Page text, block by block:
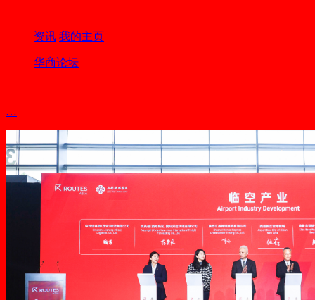
资讯 我的主页
华商论坛
…